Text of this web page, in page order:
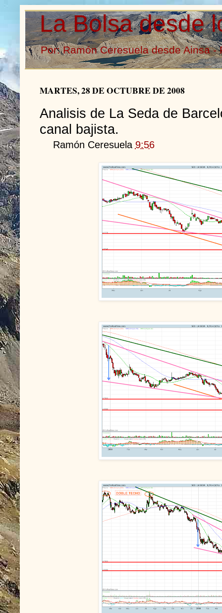
La Bolsa desde
Por: Ramón Ceresuela desde Ainsa -
MARTES, 28 DE OCTUBRE DE 2008
Analisis de La Seda de
canal bajista.
Ramón Ceresuela 9:56